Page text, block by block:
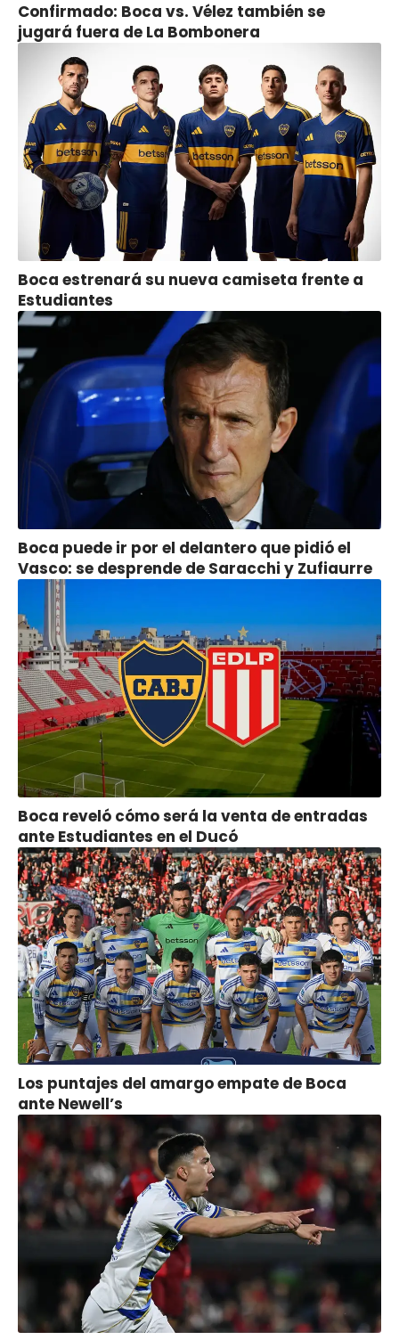
Confirmado: Boca vs. Vélez también se
jugará fuera de La Bombonera
Boca estrenará su nueva camiseta frente a
Estudiantes
Boca puede ir por el delantero que pidió el
Vasco: se desprende de Saracchi y Zufiaurre
Boca reveló cómo será la venta de entradas
ante Estudiantes en el Ducó
Los puntajes del amargo empate de Boca
ante Newell’s